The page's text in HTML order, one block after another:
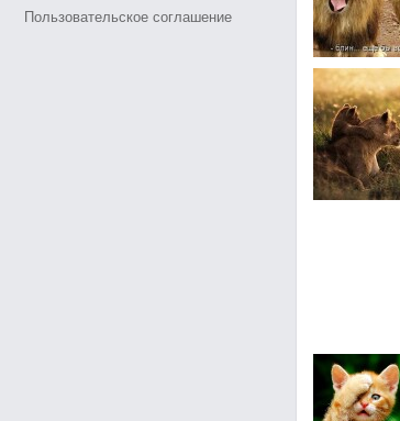
Пользовательское соглашение